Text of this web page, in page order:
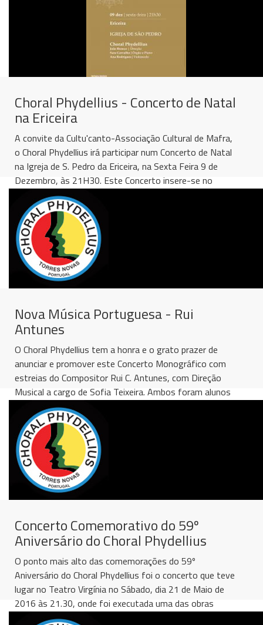
Choral Phydellius - Concerto de Natal
na Ericeira
A convite da Cultu'canto-Associação Cultural de Mafra,
o Choral Phydellius irá participar num Concerto de Natal
na Igreja de S. Pedro da Ericeira, na Sexta Feira 9 de
Dezembro, às 21H30. Este Concerto insere-se no
programa IN’NATALIS - CICLO...
Nova Música Portuguesa - Rui
Antunes
O Choral Phydellius tem a honra e o grato prazer de
anunciar e promover este Concerto Monográfico com
estreias do Compositor Rui C. Antunes, com Direção
Musical a cargo de Sofia Teixeira. Ambos foram alunos
do Conservatório de Música do...
Concerto Comemorativo do 59º
Aniversário do Choral Phydellius
O ponto mais alto das comemorações do 59º
Aniversário do Choral Phydellius foi o concerto que teve
lugar no Teatro Virgínia no Sábado, dia 21 de Maio de
2016 às 21.30, onde foi executada uma das obras
primas da música,...